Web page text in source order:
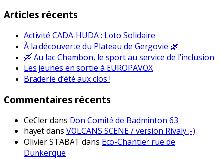
Articles récents
Activité CADA-HUDA : Loto Solidaire
À la découverte du Plateau de Gergovie 🌿
🛶 Au lac Chambon, le sport au service de l’inclusion
Les jeunes en sortie à EUROPAVOX
Braderie d’été aux clos !
Commentaires récents
CeClerdans Don Comité de Badminton 63
hayetdans VOLCANS SCENE / version Rivaly ;-)
Olivier STABAT dans Eco-Chantier rue de
Dunkerque